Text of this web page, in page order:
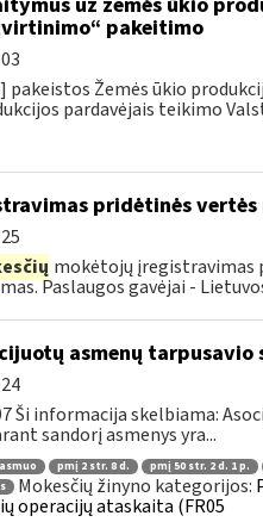
pakeitimo
Žemės ūkio
pardavėjais teikimo
pridėtinės vertės
mokėtojų įregistravimas
Paslaugos gavėjai -
asmenų tarpusavio
Ši informacija skelbiama:
sandorį asmenys yra...
pmį 2 str. 8 d. pmį 50 str. 2 d. 1 p.
Mokesčių žinyno kategorijos:
operacijų ataskaita (FR05